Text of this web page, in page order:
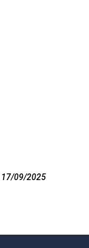
17/09/2025